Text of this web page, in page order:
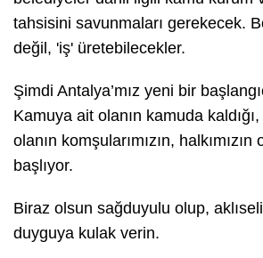
tahsisini savunmaları gerekecek.
değil, 'iş' üretebilecekler.
Şimdi Antalya’mız yeni bir
Kamuya ait olanın kamuda kaldığı,
olanın komşularımızın,
başlıyor.
Biraz olsun sağduyulu olup,
duyguya kulak verin.